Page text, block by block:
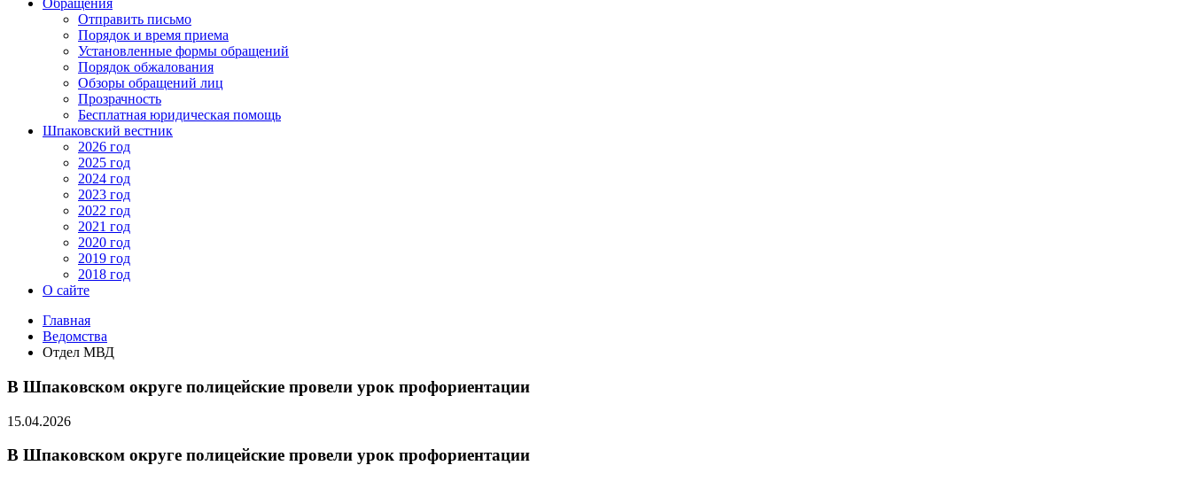
Обращения
Отправить письмо
Порядок и время приема
Установленные формы обращений
Порядок обжалования
Обзоры обращений лиц
Прозрачность
Бесплатная юридическая помощь
Шпаковский вестник
2026 год
2025 год
2024 год
2023 год
2022 год
2021 год
2020 год
2019 год
2018 год
О сайте
Главная
Ведомства
Отдел МВД
В Шпаковском округе полицейские провели урок профориентации
15.04.2026
В Шпаковском округе полицейские провели урок профориентации